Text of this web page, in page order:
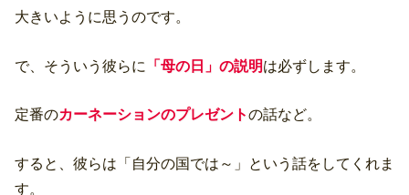
大きいように思うのです。
で、そういう彼らに 「母の日」の説明は必ずします。
定番のカーネーションのプレゼントの話など。
すると、彼らは「自分の国では～」という話をしてくれま
す。